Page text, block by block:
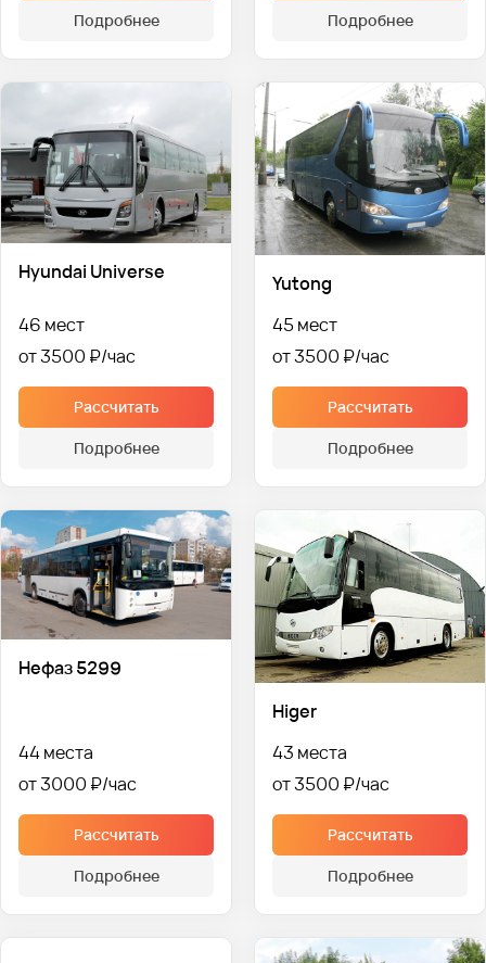
Подробнее
Подробнее
Hyundai Universe
46 мест
от 3500 ₽
Рассчитать
Подробнее
Yutong
45 мест
от 3500 ₽
Рассчитать
Подробнее
Нефаз 5299
44 места
от 3000 ₽
Рассчитать
Подробнее
Higer
43 места
от 3500 ₽
Рассчитать
Подробнее